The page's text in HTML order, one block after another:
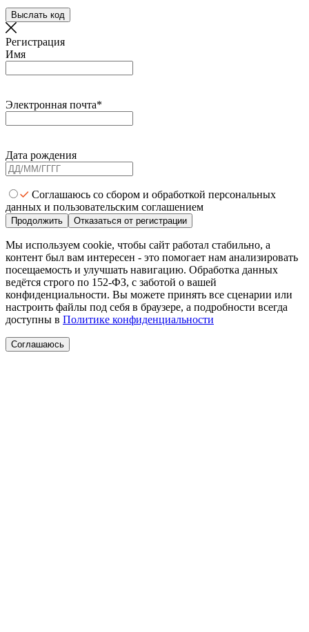
Выслать код
Регистрация
Имя
Электронная почта*
Дата рождения
Соглашаюсь со сбором и обработкой персональных
данных и пользовательским соглашением
Продолжить Отказаться от регистрации
Мы используем cookie, чтобы сайт работал стабильно, а
контент был вам интересен - это помогает нам анализировать
посещаемость и улучшать навигацию. Обработка данных
ведётся строго по 152-ФЗ, с заботой о вашей
конфиденциальности. Вы можете принять все сценарии или
настроить файлы под себя в браузере, а подробности всегда
доступны в Политике конфиденциальности
Соглашаюсь